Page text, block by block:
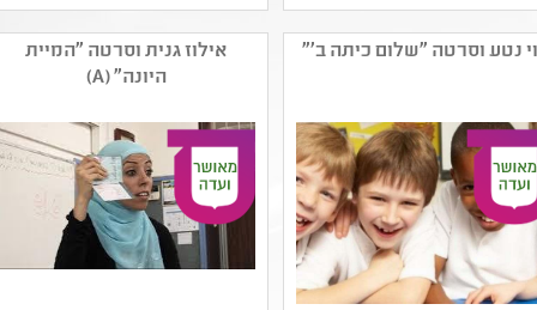
קטגוריה: קולנוע תיעודי
קהל יעד: י - יב
בחברה ,תהליכי יצירה
,חברה ואקטואליה בישראל
כץ
קטגוריה: קולנוע תיעודי
קהל יעד: ט - יב
ישראל ,תשפב ,זכרון
השואה ,זהות ומגדר
נטע וסרטה "שלום כיתה ב'"
אילוז גנית וסרטה "המיית
היונה" (A)